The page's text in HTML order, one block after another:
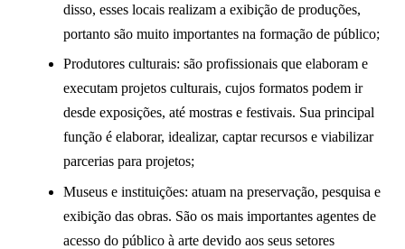
disso, esses locais realizam a exibição de produções,
portanto são muito importantes na formação de público;
Produtores culturais: são profissionais que elaboram e
executam projetos culturais, cujos formatos podem ir
desde exposições, até mostras e festivais. Sua principal
função é elaborar, idealizar, captar recursos e viabilizar
parcerias para projetos;
Museus e instituições: atuam na preservação, pesquisa e
exibição das obras. São os mais importantes agentes de
acesso do público à arte devido aos seus setores